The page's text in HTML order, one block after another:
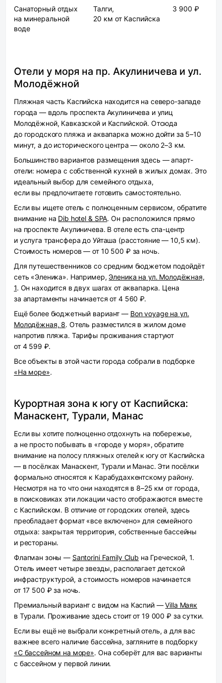
Санаторный отдых
на минеральной
воде
Талги,
20 км от Каспийска
3 900 ₽
Отели у моря на пр. Акулиничева и ул.
Молодёжной
Пляжная часть Каспийска находится на северо-западе
города — вдоль проспекта Акулиничева и улиц
Молодёжной, Кавказской и Каспийской. Отсюда
до городского пляжа и аквапарка можно дойти за 5–10
минут, а до исторического центра — около 2–3 км.
Большинство вариантов размещения здесь — апарт-
отели: номера с собственной кухней в жилых домах. Это
идеальный выбор для семейного отдыха,
если вы предпочитаете готовить самостоятельно.
Если вы ищете отель с полноценным сервисом, обратите
внимание на Dib hotel & SPA. Он расположился прямо
на проспекте Акулиничева. В отеле есть спа-центр
и услуга трансфера до Уйташа (расстояние — 10,5 км).
Стоимость номеров — от 10 500 ₽ за ночь.
Для путешественников со средним бюджетом подойдёт
сеть «Эленика». Например, Эленика на ул. Молодёжная,
1. Он находится в двух шагах от аквапарка. Цена
за апартаменты начинается от 4 560 ₽.
Ещё более бюджетный вариант — Bon voyage на ул.
Молодёжная, 8. Отель разместился в жилом доме
напротив пляжа. Тарифы проживания стартуют
от 4 599 ₽.
Все объекты в этой части города собрали в подборке
«На море».
Курортная зона к югу от Каспийска:
Манаскент, Турали, Манас
Если вы хотите полноценно отдохнуть на побережье,
а не просто побывать в «городе у моря», обратите
внимание на полосу пляжных отелей к югу от Каспийска
— в посёлках Манаскент, Турали и Манас. Эти посёлки
формально относятся к Карабудахкентскому району.
Несмотря на то что они находятся в 8–25 км от города,
в поисковиках эти локации часто отображаются вместе
с Каспийском. В отличие от городских отелей, здесь
преобладает формат «все включено» для семейного
отдыха: закрытая территория, собственные бассейны
и рестораны.
Флагман зоны — Santorini Family Club на Греческой, 1.
Отель имеет четыре звезды, располагает детской
инфраструктурой, а стоимость номеров начинается
от 17 500 ₽ за ночь.
Премиальный вариант с видом на Каспий —Villa Маяк
в Турали. Проживание здесь стоит от 19 000 ₽ за сутки.
Если вы ещё не выбрали конкретный отель, а для вас
важнее всего наличие бассейна, загляните в подборку
«С бассейном на море». Она соберёт для вас варианты
с бассейном у первой линии.